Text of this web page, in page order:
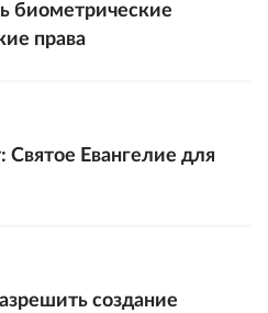
биометрические
права
Евангелие для
создание